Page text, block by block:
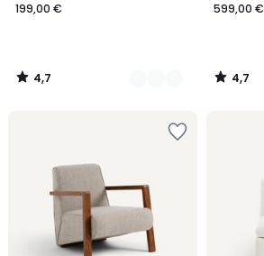
199,00 €
4,7
/
599,00 €
4,7
/